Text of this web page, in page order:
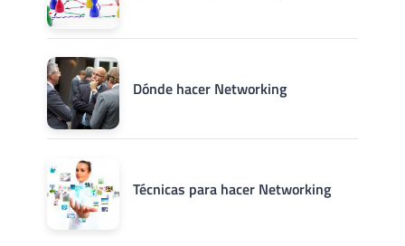
Dónde hacer Networking
Técnicas para hacer Networking